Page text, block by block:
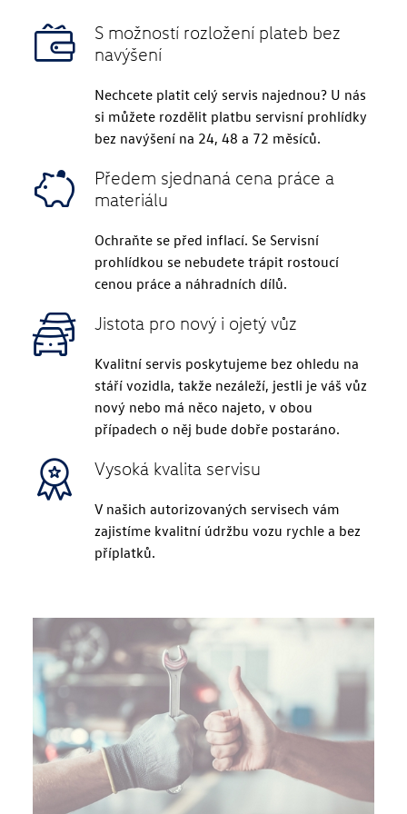
S možností rozložení plateb bez
navýšení
Nechcete platit celý servis najednou? U nás
si můžete rozdělit platbu servisní prohlídky
bez navýšení na 24, 48 a 72 měsíců.
Předem sjednaná cena práce a
materiálu
Ochraňte se před inflací. Se Servisní
prohlídkou se nebudete trápit rostoucí
cenou práce a náhradních dílů.
Jistota pro nový i ojetý vůz
Kvalitní servis poskytujeme bez ohledu na
stáří vozidla, takže nezáleží, jestli je váš vůz
nový nebo má něco najeto, v obou
případech o něj bude dobře postaráno.
Vysoká kvalita servisu
V našich autorizovaných servisech vám
zajistíme kvalitní údržbu vozu rychle a bez
příplatků.